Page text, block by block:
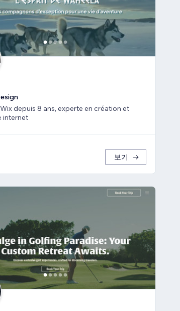
depuis 8 ans, experte en création et
internet
보기